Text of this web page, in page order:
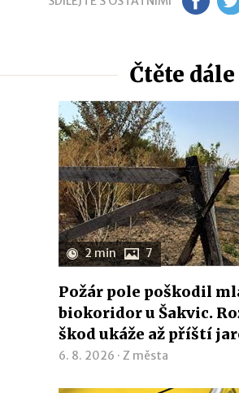
Čtěte dále
2 min 7
Požár pole poškodil
biokoridor u Šakvic.
škod ukáže až příští
6. 8. 2026 · Z města